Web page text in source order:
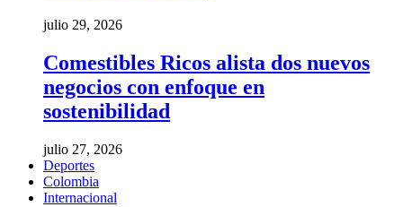
julio 29, 2026
Comestibles Ricos alista dos nuevos
negocios con enfoque en
sostenibilidad
julio 27, 2026
Deportes
Colombia
Internacional